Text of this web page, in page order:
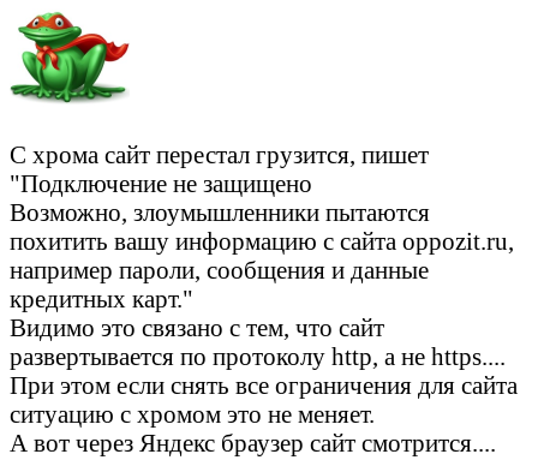
С хрома сайт перестал грузится, пишет
"Подключение не защищено
Возможно, злоумышленники пытаются
похитить вашу информацию с сайта oppozit.ru,
например пароли, сообщения и данные
кредитных карт."
Видимо это связано с тем, что сайт
развертывается по протоколу http, а не https....
При этом если снять все ограничения для сайта
ситуацию с хромом это не меняет.
А вот через Яндекс браузер сайт смотрится....